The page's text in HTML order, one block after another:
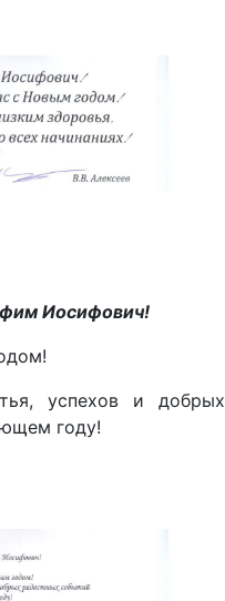
Иосифович!
успехов и добрых
году!
РАН